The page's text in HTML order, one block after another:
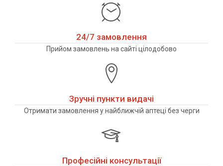
24/7 замовлення
Прийом замовлень на сайті цілодобово
Зручні пункти видачі
Отримати замовлення у найближчій аптеці без черги
Професійні консультації